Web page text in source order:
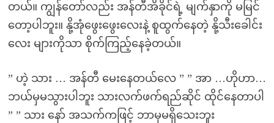
တယ်။ ကျွန်တော်လည်း အန်တီအိခိုင်ရဲ့ မျက်နှာကို မမြင်
တော့ပါဘူး။ နို့အုံဖွေးဖွေးလေးနဲ့ စူထွက်နေတဲ့ နို့သီးခေါင်း
လေး များကိုသာ စိုက်ကြည့်နေခဲ့တယ်။
” ဟဲ့ သား … အန်တီ မေးနေတယ်လေ ” ” အာ …ဟိုဟာ…
ဘယ်မှမသွားပါဘူး သားလက်ဖက်ရည်ဆိုင် ထိုင်နေတာပါ
” ” သား နော် အသက်ကဖြင့် ဘာမှမရှိသေးဘူး